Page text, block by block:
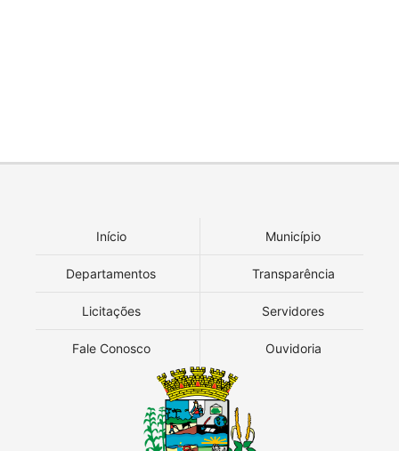
Início Município
Departamentos Transparência
Licitações Servidores
Fale Conosco Ouvidoria